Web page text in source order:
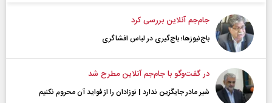
جام‌جم آنلاین بررسی کرد
باج‌نیوزها؛ باج‌گیری در لباس افشاگری
در گفت‌و‌گو با جام‌جم آنلاین مطرح شد
شیر مادر جایگزین ندارد | نوزادان را از فواید آن محروم نکنیم